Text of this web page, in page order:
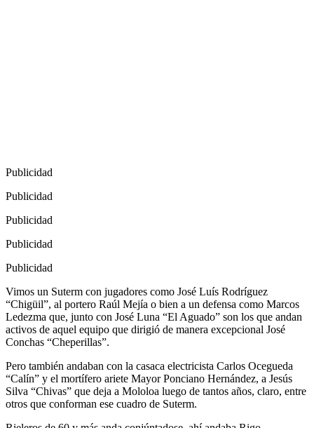
Publicidad
Publicidad
Publicidad
Publicidad
Publicidad
Vimos un Suterm con jugadores como José Luís Rodríguez
“Chigüil”, al portero Raúl Mejía o bien a un defensa como Marcos
Ledezma que, junto con José Luna “El Aguado” son los que andan
activos de aquel equipo que dirigió de manera excepcional José
Conchas “Cheperillas”.
Pero también andaban con la casaca electricista Carlos Ocegueda
“Calín” y el mortífero ariete Mayor Ponciano Hernández, a Jesús
Silva “Chivas” que deja a Mololoa luego de tantos años, claro, entre
otros que conforman ese cuadro de Suterm.